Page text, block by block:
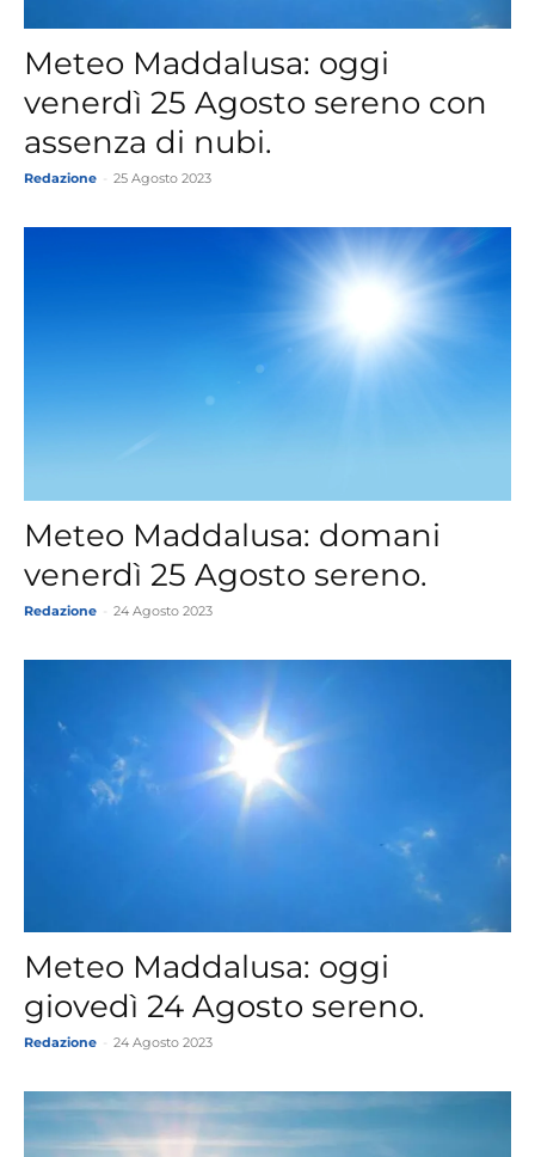
Meteo Maddalusa: oggi
venerdì 25 Agosto sereno con
assenza di nubi.
Redazione 25 Agosto 2023
Meteo Maddalusa: domani
venerdì 25 Agosto sereno.
Redazione 24 Agosto 2023
Meteo Maddalusa: oggi
giovedì 24 Agosto sereno.
Redazione 24 Agosto 2023